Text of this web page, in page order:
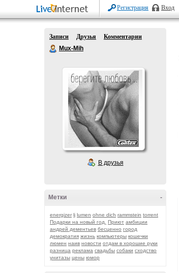
Регистрация Вход
Записи Друзья
Комментарии
Mux-Mih
В друзья
-
Метки
energizer lj lumen ohne dich rammstein torrent
Подарки на новый год.
Приют амбиции
андрей дементьев бесценно город
демократия жизнь компьютеры кошечки
люмен наив новости отдам в хорошие руки
разница реклама свадьбы собаки сходство
унитазы цены юмор